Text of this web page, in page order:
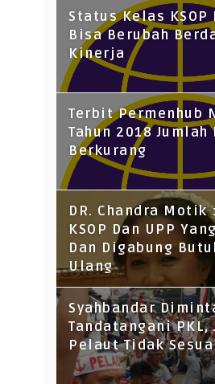
Status Kelas KSOP
Bisa Berubah
Kinerja
Terbit Permenhub
Tahun 2018 Jumlah
Berkurang
DR. Chandra Motik
KSOP Dan UPP
Dan Digabung
Ulang
Syahbandar
Tandatangani PKL,
Pelaut Tidak